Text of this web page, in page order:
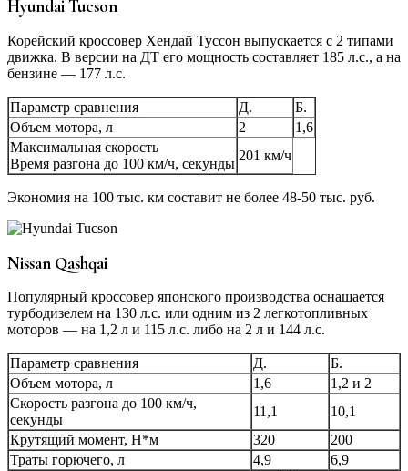
Hyundai Tucson
Корейский кроссовер Хендай Туссон выпускается с 2 типами
движка. В версии на ДТ его мощность составляет 185 л.с., а на
бензине — 177 л.с.
Параметр сравнения Д.
Б.
Объем мотора, л
2
1,6
Максимальная скорость
Время разгона до 100 км/ч, секунды
201 км/ч
Экономия на 100 тыс. км составит не более 48-50 тыс. руб.
Nissan Qashqai
Популярный кроссовер японского производства оснащается
турбодизелем на 130 л.с. или одним из 2 легкотопливных
моторов — на 1,2 л и 115 л.с. либо на 2 л и 144 л.с.
Параметр сравнения Д.
Б.
Объем мотора, л
1,6
1,2 и 2
Скорость разгона до 100 км/ч,
секунды
11,1
10,1
Крутящий момент, Н*м
320
200
Траты горючего, л
4,9
6,9